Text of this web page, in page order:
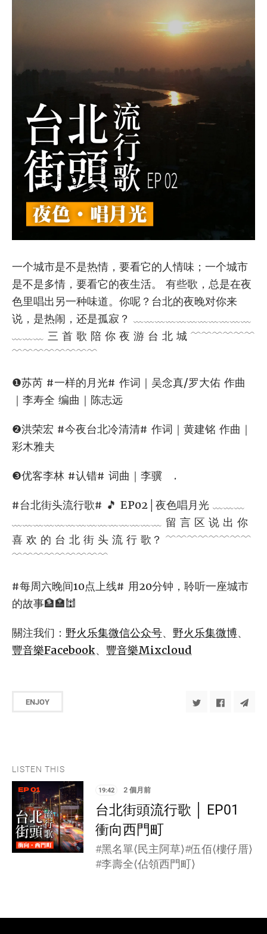
一个城市是不是热情，要看它的人情味；一个城市
是不是多情，要看它的夜生活。 有些歌，总是在夜
色里唱出另一种味道。你呢？台北的夜晚对你来
说，是热闹，还是孤寂？ ﹏﹏﹏﹏﹏﹏﹏﹏﹏﹏﹏
﹏﹏﹏ 三 首 歌 陪 你 夜 游 台 北 城 ﹋﹋﹋﹋﹋﹋
﹋﹋﹋﹋﹋﹋﹋﹋
❶苏芮 #一样的月光# 作词｜吴念真/罗大佑 作曲
｜李寿全 编曲｜陈志远
❷洪荣宏 #今夜台北冷清清# 作词｜黄建铭 作曲｜
彩木雅夫
❸优客李林 #认错# 词曲｜李骥 ⠀.
#台北街头流行歌# 🎵 EP02│夜色唱月光 ﹏﹏﹏
﹏﹏﹏﹏﹏﹏﹏﹏﹏﹏﹏﹏﹏﹏ 留 言 区 说 出 你
喜 欢 的 台 北 街 头 流 行 歌？ ﹋﹋﹋﹋﹋﹋﹋﹋
﹋﹋﹋﹋﹋﹋﹋﹋﹋
#每周六晚间10点上线# 用20分钟，聆听一座城市
的故事🏦🏣🕍
關注我们： 野火乐集微信公众号、 野火乐集微博、
豐音樂Facebook、 豐音樂Mixcloud
ENJOY
LISTEN THIS
19:42 2 個月前
台北街頭流行歌 │ EP01
衝向西門町
#黑名單⟨民主阿草⟩#伍佰⟨樓仔厝⟩
#李壽全⟨佔領西門町⟩